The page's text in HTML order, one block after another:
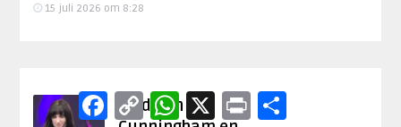
15 juli 2026 om 8:28
Madison
Facebook
Copy
Link
WhatsApp Print